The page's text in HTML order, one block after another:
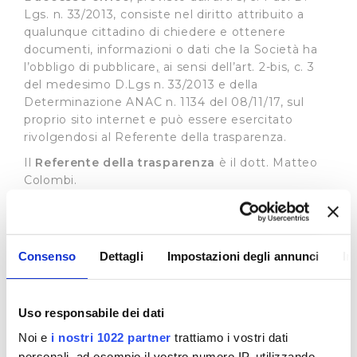
Consenso Dettagli Impostazioni degli annunci
Uso responsabile dei dati
Noi e i nostri 1022 partner trattiamo i vostri dati
Lgs. n. 33/2013, consiste nel diritto attribuito a
qualunque cittadino di chiedere e ottenere
documenti, informazioni o dati che la Società ha
l’obbligo di pubblicare, ai sensi dell’art. 2-bis, c. 3
del medesimo D.Lgs n. 33/2013 e della
Determinazione ANAC n. 1134 del 08/11/17, sul
proprio sito internet e può essere esercitato
rivolgendosi al Referente della trasparenza.
Il Referente della trasparenza è il dott. Matteo
Colombi.
Il recapito appositamente dedicato alla
presentazione di dette istante è il seguente:
accessocivico@publiacqua.it
qualificato e deve essere soddisfatta entro 30
dell’informazione o del dato richiesto sul sito